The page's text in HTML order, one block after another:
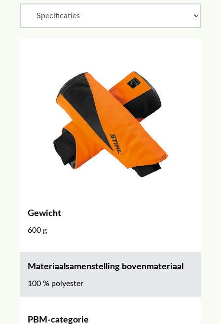
Gewicht
600 g
Materiaalsamenstelling bovenmateriaal
100 % polyester
PBM-categorie